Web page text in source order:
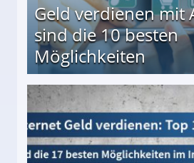
Geld verdienen mit
sind die 10 besten
Möglichkeiten
besten Möglichkeiten